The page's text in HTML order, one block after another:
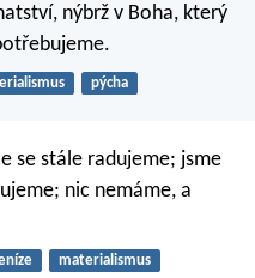
nýbrž v Boha, který
pýcha
se stále radujeme; jsme
nic nemáme, a
materialismus